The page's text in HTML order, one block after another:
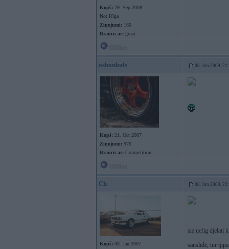
Kopš: 29. Sep 2008
No: Rīga
Ziņojumi: 160
Braucu ar: gruzi
oshonkuls 08. Jun 2009,
Kopš: 21. Oct 2007
Ziņojumi: 976
Braucu ar: Competition
Ch 08. Jun 2009,
Kopš: 08. Jan 2007
aiz ņefig djelatj
sānslīdē, tur